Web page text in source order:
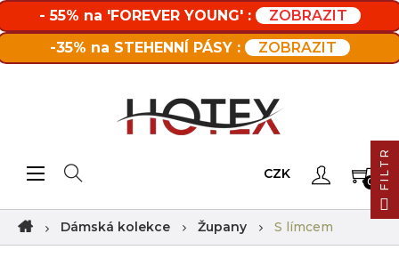
- 55% na 'FOREVER YOUNG' :
ZOBRAZIT
-35% na STEHENNÍ PÁSY :
ZOBRAZIT
Toggle navigation
☰ CZK
0
Dámská kolekce Župany S límcem
FILTR